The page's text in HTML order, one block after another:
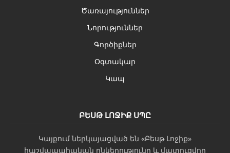
Ծառայություններ
Նորություններ
Գործիքներ
Օգտակար
Կապ
ԲԵՍԹ ԼՈՋԻՔ ՍՊԸ
Կայքում ներկայացված են «Բեսթ Լոջիք»
հաշվապահական ընկերությունը և մատուցվող